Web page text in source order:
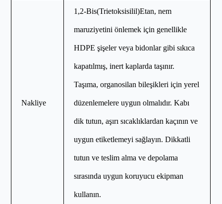
Nakliye
1,2-Bis(Trietoksisilil)Etan, nem
maruziyetini önlemek için genellikle
HDPE şişeler veya bidonlar gibi sıkıca
kapatılmış, inert kaplarda taşınır.
Taşıma, organosilan bileşikleri için yerel
düzenlemelere uygun olmalıdır. Kabı
dik tutun, aşırı sıcaklıklardan kaçının ve
uygun etiketlemeyi sağlayın. Dikkatli
tutun ve teslim alma ve depolama
sırasında uygun koruyucu ekipman
kullanın.